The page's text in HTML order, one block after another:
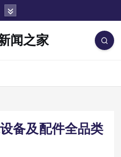
新闻之家
备及配件全品类